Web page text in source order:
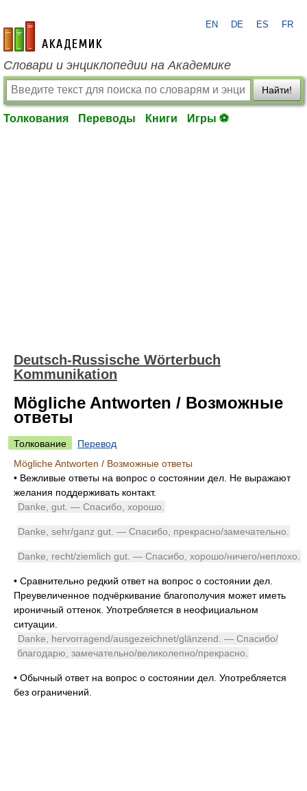
academic.ru
EN DE ES FR
Словари и энциклопедии на Академике
Найти!
Толкования Переводы Книги Игры ⚽
Deutsch-Russische Wörterbuch
Kommunikation
Mögliche Antworten / Возможные
ответы
Толкование
Перевод
Mögliche Antworten / Возможные ответы
• Вежливые ответы на вопрос о состоянии дел. Не выражают
желания поддерживать контакт.
Danke, gut. — Спасибо, хорошо.
Danke, sehr/ganz gut. — Спасибо, прекрасно/замечательно.
Danke, recht/ziemlich gut. — Спасибо, хорошо/ничего/неплохо.
• Сравнительно редкий ответ на вопрос о состоянии дел.
Преувеличенное подчёркивание благополучия может иметь
ироничный оттенок. Употребляется в неофициальном
ситуации.
Danke, hervorragend/ausgezeichnet/glänzend. — Спасибо/
благодарю, замечательно/великолепно/прекрасно.
• Обычный ответ на вопрос о состоянии дел. Употребляется
без ограничений.